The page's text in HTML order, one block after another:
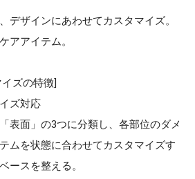
デザインにあわせてカスタマイズ。
アアイテム。
ズの特徴]
ズ対応
表面」の3つに分類し、各部位のダメ
ムを状態に合わせてカスタマイズす
ースを整える。